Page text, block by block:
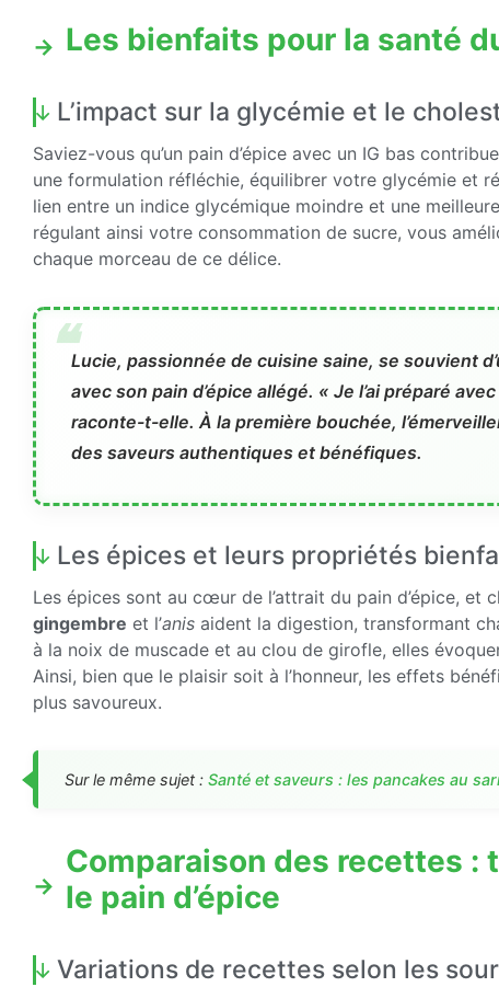
Les bienfaits pour la santé
L’impact sur la glycémie et le
Saviez-vous qu’un pain d’épice avec un IG bas
une formulation réfléchie, équilibrer votre glycémie et
lien entre un indice glycémique moindre et une
régulant ainsi votre consommation de sucre, vous
chaque morceau de ce délice.
Lucie, passionnée de cuisine saine, se souvient
avec son pain d’épice allégé. « Je l’ai préparé
raconte-t-elle. À la première bouchée,
des saveurs authentiques et bénéfiques.
Les épices et leurs propriétés
Les épices sont au cœur de l’attrait du pain d’épice, et
gingembre et l’anis aident la digestion, transformant
à la noix de muscade et au clou de girofle, elles
Ainsi, bien que le plaisir soit à l’honneur, les effets
plus savoureux.
Sur le même sujet : Santé et saveurs : les pancakes au
Comparaison des recettes
le pain d’épice
Variations de recettes selon les